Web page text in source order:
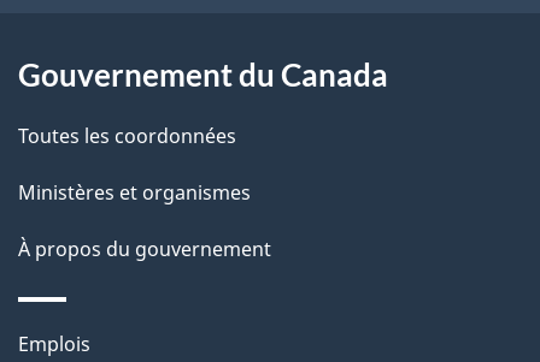
l
a
p
a
g
e
Gouvernement du Canada
Toutes les coordonnées
Ministères et organismes
À propos du gouvernement
Thèmes
Emplois